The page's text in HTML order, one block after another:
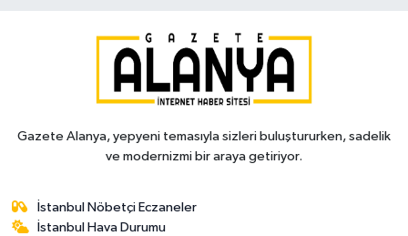
Gazete Alanya, yepyeni temasıyla sizleri buluştururken, sadelik
ve modernizmi bir araya getiriyor.
İstanbul Nöbetçi Eczaneler
İstanbul Hava Durumu